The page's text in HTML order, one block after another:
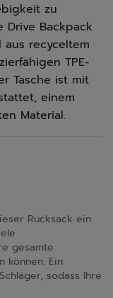
zu
Backpack
recyceltem
TPE-
Tasche ist mit
einem
Material.
Rucksack ein
gesamte
können. Ein
sodass Ihre